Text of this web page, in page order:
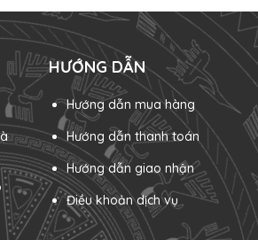
HƯỚNG DẪN
Hướng dẫn mua hàng
Hướng dẫn thanh toán
Hướng dẫn giao nhận
Điều khoản dịch vụ